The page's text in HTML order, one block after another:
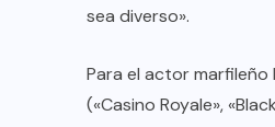
sea diverso».
Para el actor marfileño
(«Casino Royale»,